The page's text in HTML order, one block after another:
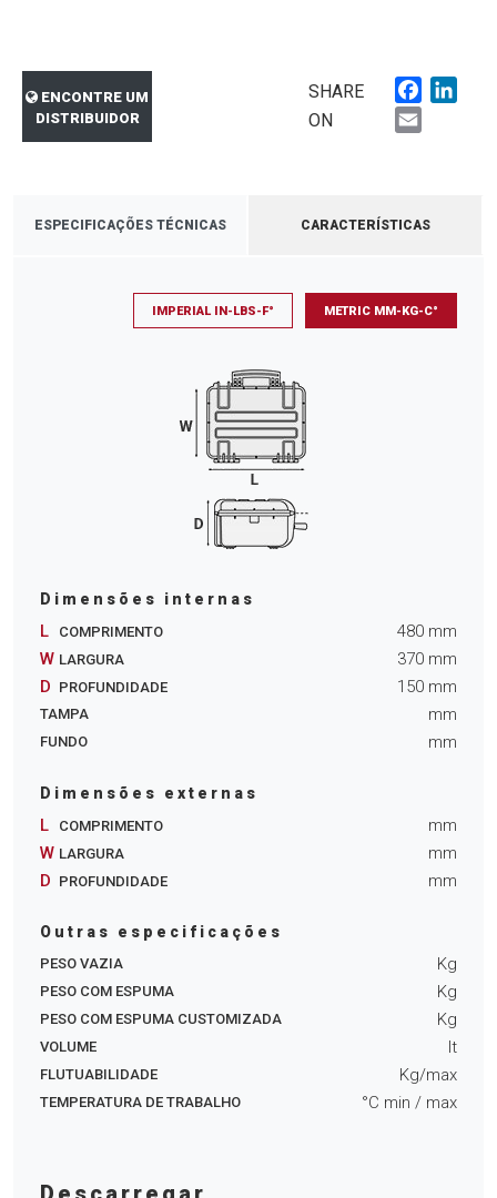
ENCONTRE UM
DISTRIBUIDOR
SHARE
ON
ESPECIFICAÇÕES TÉCNICAS CARACTERÍSTICAS
IMPERIAL IN-LBS-F° METRIC MM-KG-C°
Dimensões internas
L COMPRIMENTO 480 mm
W LARGURA 370 mm
D PROFUNDIDADE 150 mm
TAMPA mm
FUNDO mm
Dimensões externas
L COMPRIMENTO
mm
W LARGURA
mm
D PROFUNDIDADE mm
Outras especificações
PESO VAZIA Kg
PESO COM ESPUMA Kg
PESO COM ESPUMA CUSTOMIZADA Kg
VOLUME lt
FLUTUABILIDADE Kg/max
TEMPERATURA DE TRABALHO °C min / max